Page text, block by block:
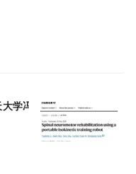
学冯仰刚团队开发